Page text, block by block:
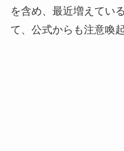
を含め、最近増えてい
て、公式からも注意喚